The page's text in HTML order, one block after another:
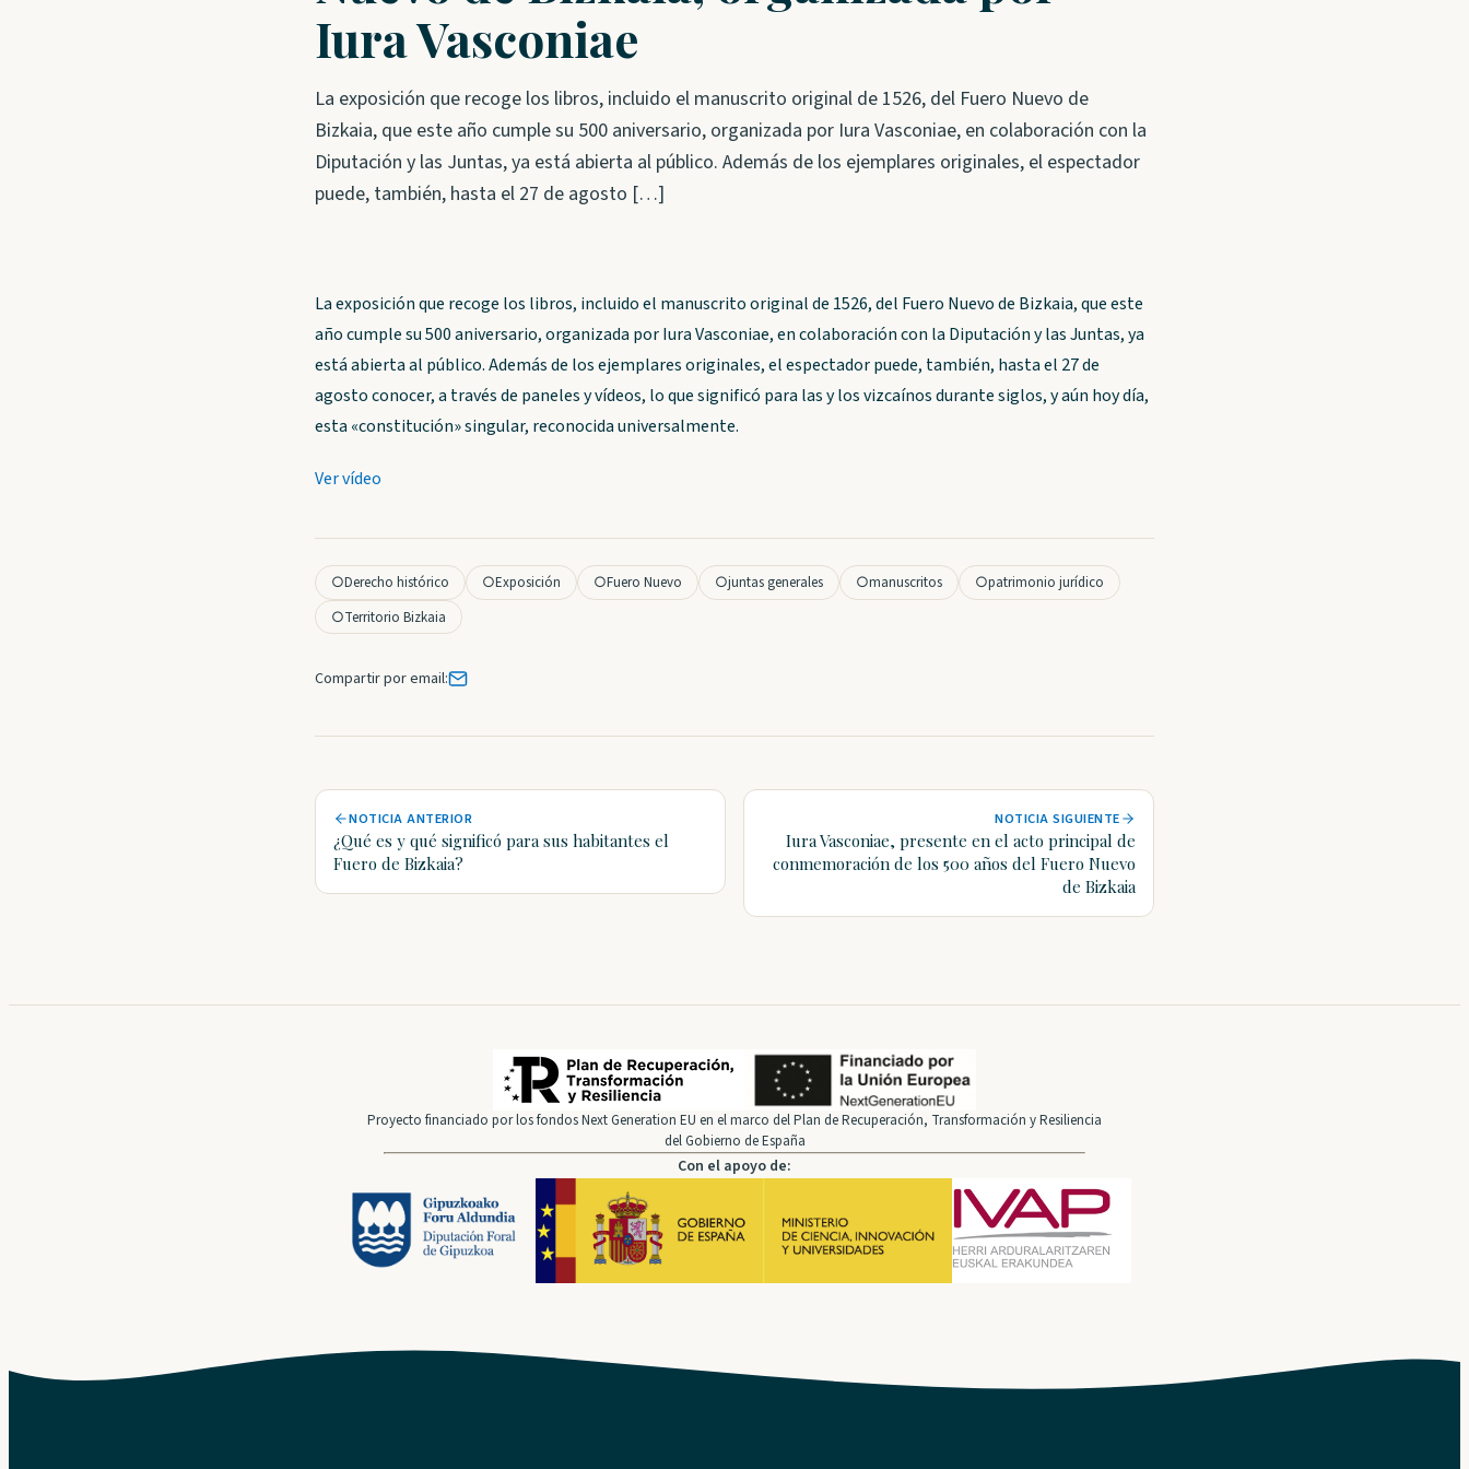
Iura Vasconiae
La exposición que recoge los libros, incluido el manuscrito original de 1526, del Fuero Nuevo de
Bizkaia, que este año cumple su 500 aniversario, organizada por Iura Vasconiae, en colaboración con la
Diputación y las Juntas, ya está abierta al público. Además de los ejemplares originales, el espectador
puede, también, hasta el 27 de agosto […]
La exposición que recoge los libros, incluido el manuscrito original de 1526, del Fuero Nuevo de Bizkaia, que este
año cumple su 500 aniversario, organizada por Iura Vasconiae, en colaboración con la Diputación y las Juntas, ya
está abierta al público. Además de los ejemplares originales, el espectador puede, también, hasta el 27 de
agosto conocer, a través de paneles y vídeos, lo que significó para las y los vizcaínos durante siglos, y aún hoy día,
esta «constitución» singular, reconocida universalmente.
Ver vídeo
○Derecho histórico ○Exposición ○Fuero Nuevo ○juntas generales ○manuscritos ○patrimonio jurídico
○Territorio Bizkaia
Compartir por email:
NOTICIA ANTERIOR
¿Qué es y qué significó para sus habitantes el
Fuero de Bizkaia?
NOTICIA SIGUIENTE
Iura Vasconiae, presente en el acto principal de
conmemoración de los 500 años del Fuero Nuevo
de Bizkaia
Proyecto financiado por los fondos Next Generation EU en el marco del Plan de Recuperación, Transformación y Resiliencia
del Gobierno de España
Con el apoyo de: